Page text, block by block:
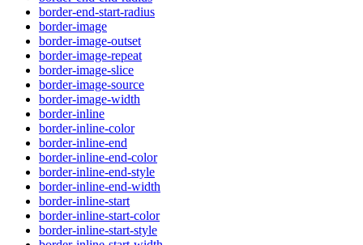
border-end-start-radius
border-image
border-image-outset
border-image-repeat
border-image-slice
border-image-source
border-image-width
border-inline
border-inline-color
border-inline-end
border-inline-end-color
border-inline-end-style
border-inline-end-width
border-inline-start
border-inline-start-color
border-inline-start-style